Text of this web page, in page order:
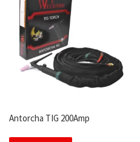
Antorcha TIG 200Amp